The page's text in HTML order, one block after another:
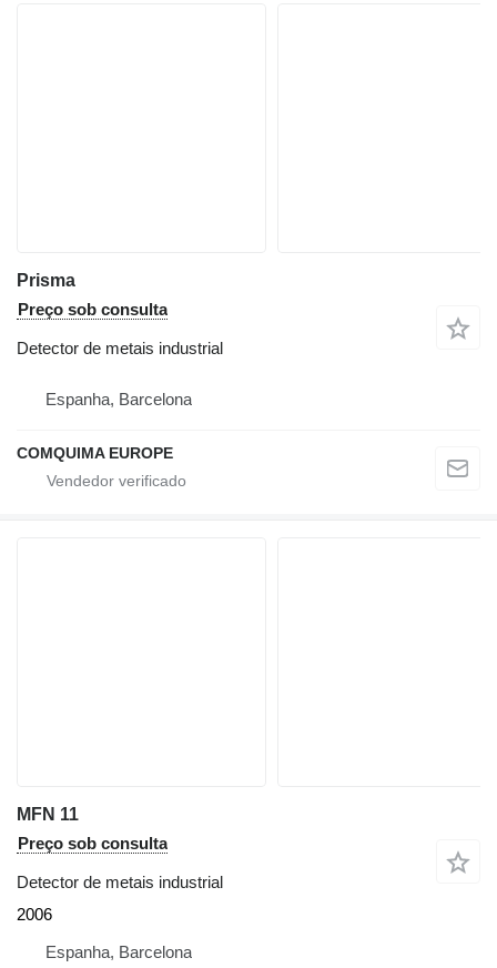
Prisma
Preço sob consulta
Detector de metais industrial
Espanha, Barcelona
COMQUIMA EUROPE
MFN 11
Preço sob consulta
Detector de metais industrial
2006
Espanha, Barcelona